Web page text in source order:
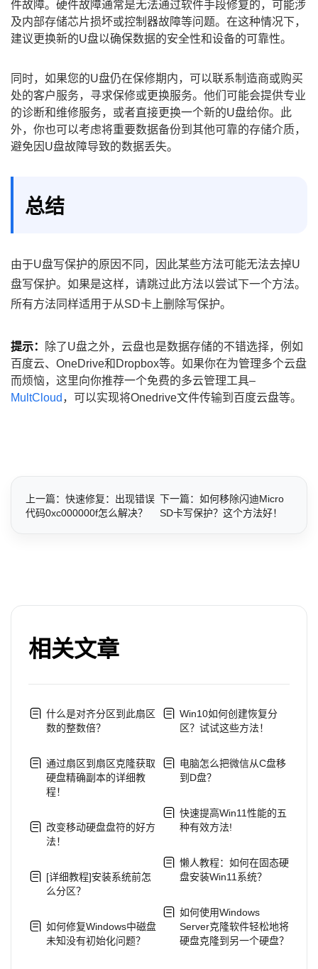
件故障。硬件故障通常是无法通过软件手段修复的，可能涉
及内部存储芯片损坏或控制器故障等问题。在这种情况下，
建议更换新的U盘以确保数据的安全性和设备的可靠性。
同时，如果您的U盘仍在保修期内，可以联系制造商或购买
处的客户服务，寻求保修或更换服务。他们可能会提供专业
的诊断和维修服务，或者直接更换一个新的U盘给你。此
外，你也可以考虑将重要数据备份到其他可靠的存储介质，
避免因U盘故障导致的数据丢失。
总结
由于U盘写保护的原因不同，因此某些方法可能无法去掉U
盘写保护。如果是这样，请跳过此方法以尝试下一个方法。
所有方法同样适用于从SD卡上删除写保护。
提示：
除了U盘之外，云盘也是数据存储的不错选择，例如
百度云、OneDrive和Dropbox等。如果你在为管理多个云盘
而烦恼，这里向你推荐一个免费的多云管理工具–
MultCloud ，可以实现将Onedrive文件传输到百度云盘等。
上一篇：快速修复：出现错误
代码0xc000000f怎么解决？
下一篇：如何移除闪迪Micro
SD卡写保护？这个方法好！
相关文章
什么是对齐分区到此扇区
数的整数倍？
通过扇区到扇区克隆获取
硬盘精确副本的详细教
程！
改变移动硬盘盘符的好方
法！
[详细教程]安装系统前怎
么分区？
如何修复Windows中磁盘
未知没有初始化问题？
Win10如何创建恢复分
区？试试这些方法！
电脑怎么把微信从C盘移
到D盘？
快速提高Win11性能的五
种有效方法!
懒人教程：如何在固态硬
盘安装Win11系统？
如何使用Windows
Server克隆软件轻松地将
硬盘克隆到另一个硬盘？